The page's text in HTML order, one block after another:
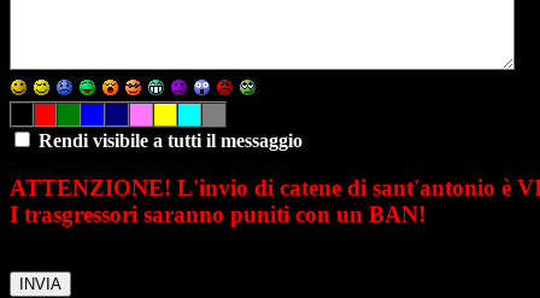
Rendi visibile a tutti il messaggio
ATTENZIONE! L'invio di catene di sant'antonio è
I trasgressori saranno puniti con un BAN!